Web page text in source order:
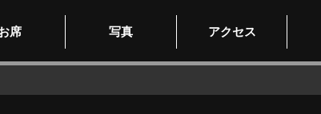
席 写真 アクセス